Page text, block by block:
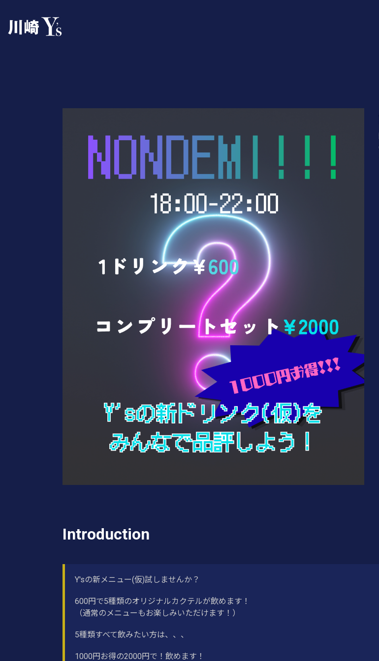
Introduction
Y'sの新メニュー(仮)試しませんか？
600円で5種類のオリジナルカクテルが飲めます！
（通常のメニューもお楽しみいただけます！）
5種類すべて飲みたい方は、、、
1000円お得の2000円で！飲めます！